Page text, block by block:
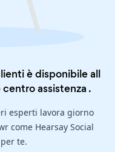
è disponibile all
centro assistenza .
esperti lavora giorno
come Hearsay Social
te.